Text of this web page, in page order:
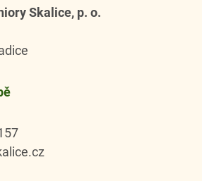
Skalice, p. o.